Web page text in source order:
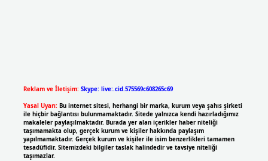
Reklam ve İletişim: Skype: live:.cid.575569c608265c69
Yasal Uyarı: Bu internet sitesi, herhangi bir marka, kurum veya şahıs şirketi
ile hiçbir bağlantısı bulunmamaktadır. Sitede yalnızca kendi hazırladığımız
makaleler paylaşılmaktadır. Burada yer alan içerikler haber niteliği
taşımamakta olup, gerçek kurum ve kişiler hakkında paylaşım
yapılmamaktadır. Gerçek kurum ve kişiler ile isim benzerlikleri tamamen
tesadüfidir. Sitemizdeki bilgiler taslak halindedir ve tavsiye niteliği
taşımazlar.